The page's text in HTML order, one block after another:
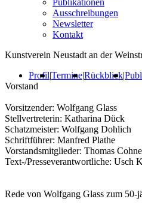
Publikationen
Ausschreibungen
Newsletter
Kontakt
Kunstverein Neustadt an der
Profil|Termine|Rückblick|
Vorstand
Vorsitzender: Wolfgang Glass
Stellvertreterin: Katharina Dück
Schatzmeister: Wolfgang Dohlich
Schriftführer: Manfred Plathe
Vorstandsmitglieder: Thomas
Text-/Presseverantwortliche: Usch
Rede von Wolfgang Glass zum 50-